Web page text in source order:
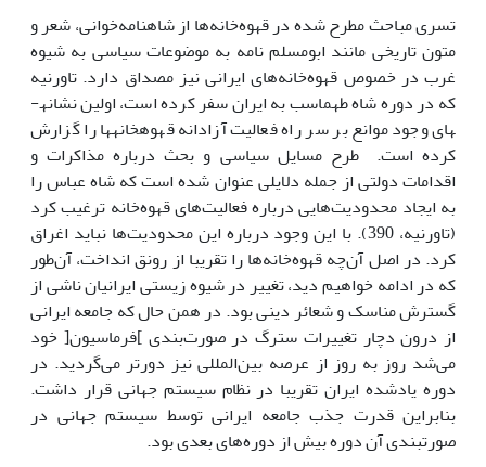
تسری مباحث مطرح شده در قهوه‌خانه‌ها از شاهنامه‌خوانی، شعر و
متون تاریخی مانند ابومسلم نامه به موضوعات سیاسی به شیوه
غرب در خصوص قهوه‌خانه‌های ایرانی نیز مصداق دارد. تاورنیه
که در دوره شاه طهماسب به ایران سفر کرده است، اولین نشانه­
های وجود موانع بر سر راه فعالیت آزادانه قهوه­خانه­ها را گزارش
کرده است. طرح مسایل سیاسی و بحث درباره مذاکرات و
اقدامات دولتی از جمله دلایلی عنوان شده است که شاه عباس را
به ایجاد محدودیت‌هایی درباره فعالیت‌های قهوه‌خانه ترغیب کرد
(تاورنیه، 390). با این وجود درباره این محدودیت‌ها نباید اغراق
کرد. در اصل آن‌چه قهوه‌خانه‌ها را تقریبا از رونق انداخت، آن‌طور
که در ادامه خواهیم دید، تغییر در شیوه زیستی ایرانیان ناشی از
گسترش مناسک و شعائر دینی بود. در همن حال که جامعه ایرانی
از درون دچار تغییرات سترگ در صورت‌بندی ]فرماسیون[ خود
می‌شد روز به روز از عرصه بین‌المللی نیز دورتر می‌گردید. در
دوره یادشده ایران تقریبا در نظام سیستم جهانی قرار داشت.
بنابراین قدرت جذب جامعه ایرانی توسط سیستم جهانی در
صورتبندی آن دوره بیش از دوره‌های بعدی بود.